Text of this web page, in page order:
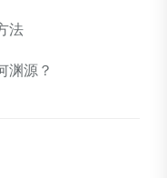
法
渊源？